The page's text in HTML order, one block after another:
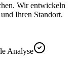
Wir entwickeln
Ihren Standort.
Analyse